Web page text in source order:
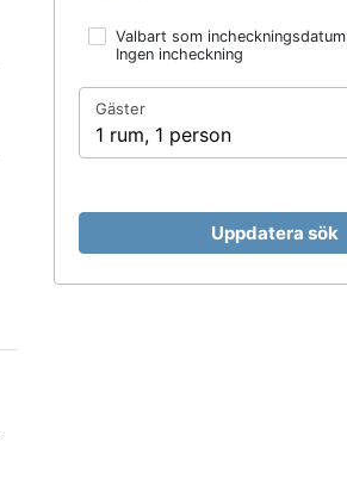
Valbart som incheckningsdatum
Ingen incheckning
Gäster
1 rum, 1 person
Uppdatera sök